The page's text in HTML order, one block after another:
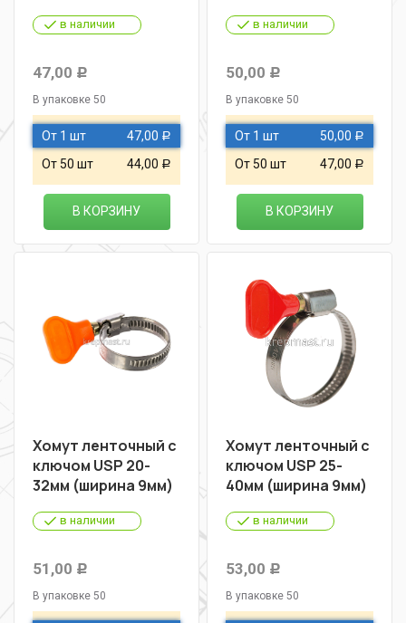
в наличии
47,00 Р
В упаковке 50
От 1 шт 47,00 Р
От 50 шт 44,00 Р
В КОРЗИНУ
в наличии
50,00 Р
В упаковке 50
От 1 шт 50,00 Р
От 50 шт 47,00 Р
В КОРЗИНУ
Хомут ленточный с
ключом USP 20-
32мм (ширина 9мм)
в наличии
51,00 Р
В упаковке 50
Хомут ленточный с
ключом USP 25-
40мм (ширина 9мм)
в наличии
53,00 Р
В упаковке 50